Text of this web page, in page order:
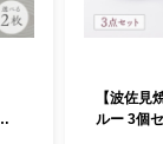
【波佐見
ルー 3個